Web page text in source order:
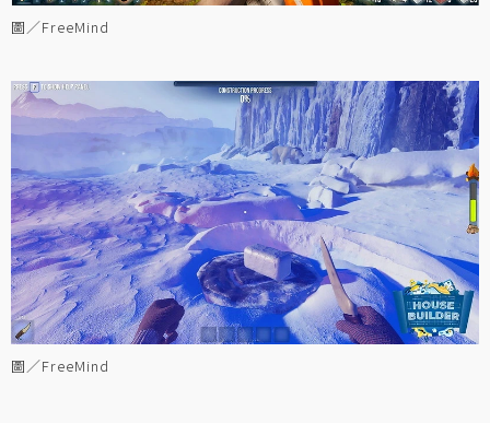
圖／FreeMind
圖／FreeMind